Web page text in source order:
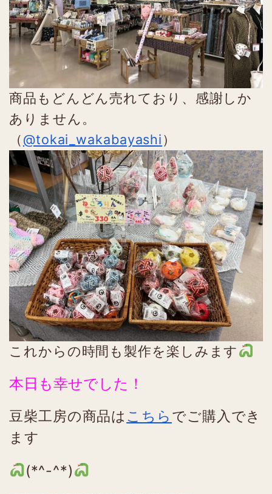
商品もどんどん売れており、感謝しか
ありません。
（@tokai_wakabayashi）
これからの時間も製作を楽しみます
本日も幸せでした！
豆柴工房の商品は こちら でご購入でき
ます
(*^-^*)